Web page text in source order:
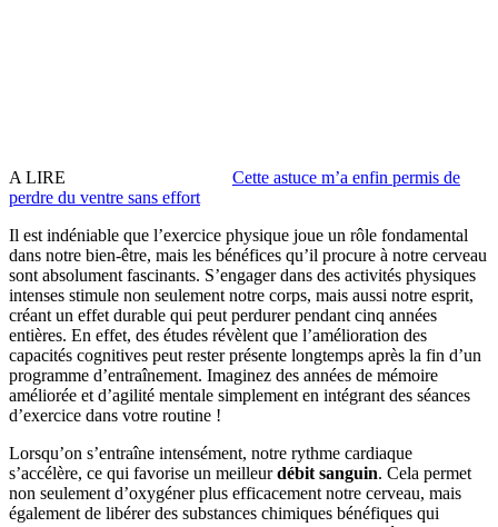
A LIRE
Cette astuce m’a enfin permis de
perdre du ventre sans effort
Il est indéniable que l’exercice physique joue un rôle fondamental
dans notre bien-être, mais les bénéfices qu’il procure à notre cerveau
sont absolument fascinants. S’engager dans des activités physiques
intenses stimule non seulement notre corps, mais aussi notre esprit,
créant un effet durable qui peut perdurer pendant cinq années
entières. En effet, des études révèlent que l’amélioration des
capacités cognitives peut rester présente longtemps après la fin d’un
programme d’entraînement. Imaginez des années de mémoire
améliorée et d’agilité mentale simplement en intégrant des séances
d’exercice dans votre routine !
Lorsqu’on s’entraîne intensément, notre rythme cardiaque
s’accélère, ce qui favorise un meilleurdébit sanguin. Cela permet
non seulement d’oxygéner plus efficacement notre cerveau, mais
également de libérer des substances chimiques bénéfiques qui